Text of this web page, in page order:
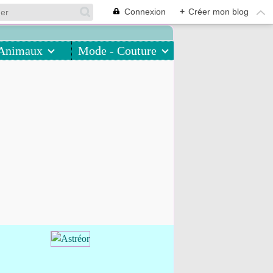
Connexion + Créer mon blog
Mode - Couture